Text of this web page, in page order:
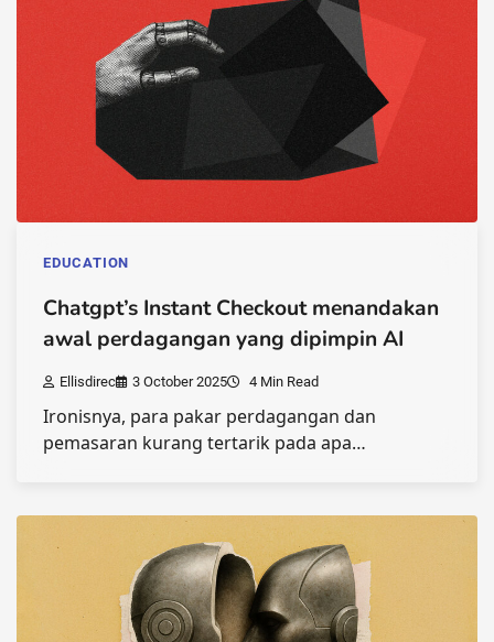
EDUCATION
Chatgpt’s Instant Checkout menandakan
awal perdagangan yang dipimpin AI
Ellisdirec 3 October 2025 4 Min Read
Ironisnya, para pakar perdagangan dan
pemasaran kurang tertarik pada apa…